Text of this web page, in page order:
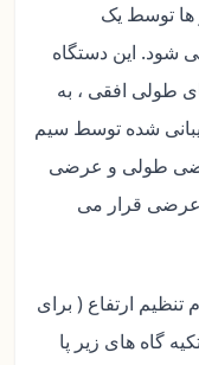
ها توسط یک
این دستگاه
طولی افقی ، به
شده توسط سیم
طولی و عرضی
قرار می
تنظیم ارتفاع ( برای
گاه های زیر پا